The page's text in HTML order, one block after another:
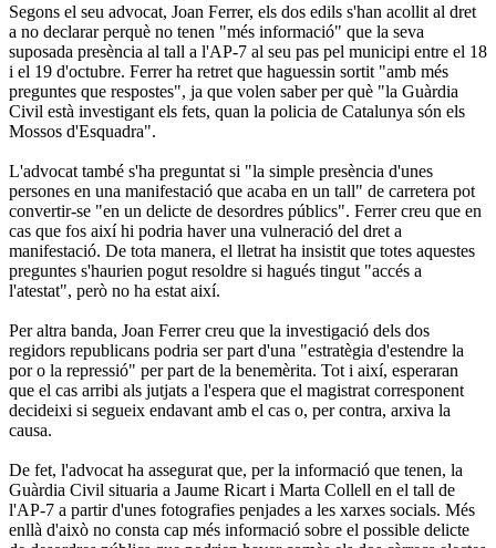
Segons el seu advocat, Joan Ferrer, els dos edils s'han acollit al dret
a no declarar perquè no tenen "més informació" que la seva
suposada presència al tall a l'AP-7 al seu pas pel municipi entre el 18
i el 19 d'octubre. Ferrer ha retret que haguessin sortit "amb més
preguntes que respostes", ja que volen saber per què "la Guàrdia
Civil està investigant els fets, quan la policia de Catalunya són els
Mossos d'Esquadra".
L'advocat també s'ha preguntat si "la simple presència d'unes
persones en una manifestació que acaba en un tall" de carretera pot
convertir-se "en un delicte de desordres públics". Ferrer creu que en
cas que fos així hi podria haver una vulneració del dret a
manifestació. De tota manera, el lletrat ha insistit que totes aquestes
preguntes s'haurien pogut resoldre si hagués tingut "accés a
l'atestat", però no ha estat així.
Per altra banda, Joan Ferrer creu que la investigació dels dos
regidors republicans podria ser part d'una "estratègia d'estendre la
por o la repressió" per part de la benemèrita. Tot i així, esperaran
que el cas arribi als jutjats a l'espera que el magistrat corresponent
decideixi si segueix endavant amb el cas o, per contra, arxiva la
causa.
De fet, l'advocat ha assegurat que, per la informació que tenen, la
Guàrdia Civil situaria a Jaume Ricart i Marta Collell en el tall de
l'AP-7 a partir d'unes fotografies penjades a les xarxes socials. Més
enllà d'això no consta cap més informació sobre el possible delicte